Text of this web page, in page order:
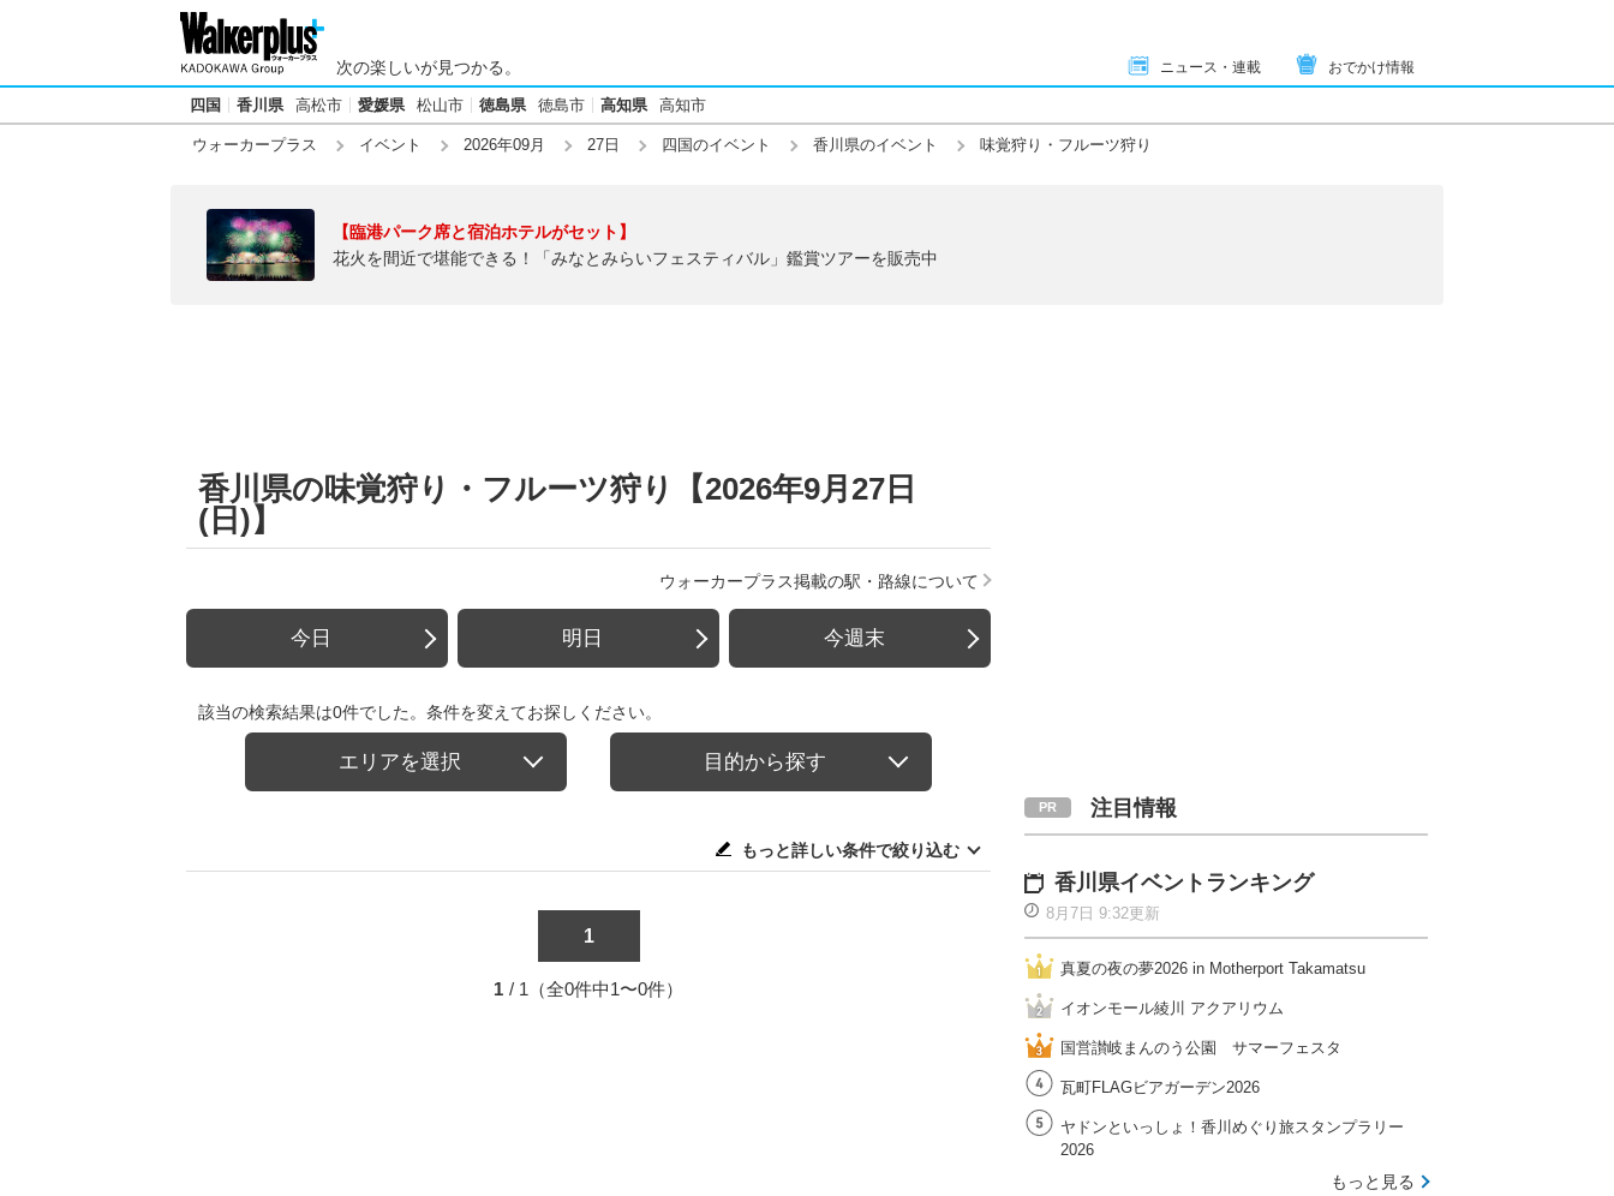
次の楽しいが見つかる。 ニュース・連載 おでかけ情報
四国 香川県 高松市 愛媛県 松山市 徳島県 徳島市 高知県 高知市
ウォーカープラス イベント 2026年09月 27日 四国のイベント 香川県のイベント 味覚狩り・フルーツ狩り
【臨港パーク席と宿泊ホテルがセット】
花火を間近で堪能できる！「みなとみらいフェスティバル」鑑賞ツアーを販売中
香川県の味覚狩り・フルーツ狩り【2026年9月27日
(日)】
ウォーカープラス掲載の駅・路線について
今日 明日 今週末
該当の検索結果は0件でした。条件を変えてお探しください。
エリアを選択 目的から探す
もっと詳しい条件で絞り込む
1
1 / 1（全0件中1〜0件）
注目情報
香川県イベントランキング
8月7日 9:32更新
真夏の夜の夢2026 in Motherport Takamatsu
イオンモール綾川 アクアリウム
国営讃岐まんのう公園 サマーフェスタ
瓦町FLAGビアガーデン2026
ヤドンといっしょ！香川めぐり旅スタンプラリー
2026
もっと見る